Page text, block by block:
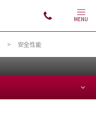
MENU
安全性能